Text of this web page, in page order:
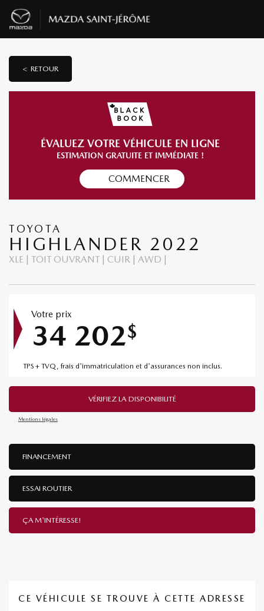
< RETOUR
ÉVALUEZ VOTRE VÉHICULE EN LIGNE
ESTIMATION GRATUITE ET IMMÉDIATE !
COMMENCER
TOYOTA
HIGHLANDER 2022
XLE | TOIT OUVRANT | CUIR | AWD |
Votre prix
34 202$
TPS + TVQ, frais d'immatriculation et d'assurances non inclus.
VÉRIFIEZ LA DISPONIBILITÉ
Mentions légales
FINANCEMENT
ESSAI ROUTIER
ÇA M'INTÉRESSE!
CE VÉHICULE SE TROUVE À CETTE ADRESSE